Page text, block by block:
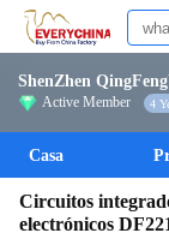
ShenZhen
Active Member 4
Casa
Circuitos
electrónicos